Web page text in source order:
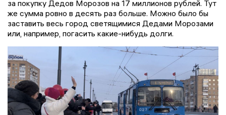
за покупку Дедов Морозов на 17 миллионов рублей. Тут
же сумма ровно в десять раз больше. Можно было бы
заставить весь город светящимися Дедами Морозами
или, например, погасить какие-нибудь долги.